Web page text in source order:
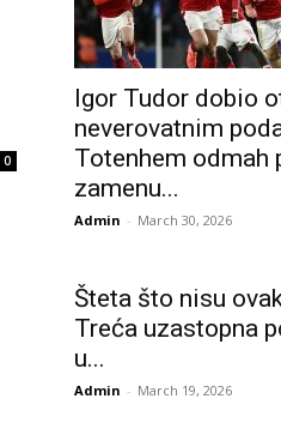
0
Igor Tudor dobio
neverovatnim
Totenhem odmah
zamenu...
Admin - March 30, 2026
Šteta što nisu
Treća uzastopna
u...
Admin - March 19, 2026